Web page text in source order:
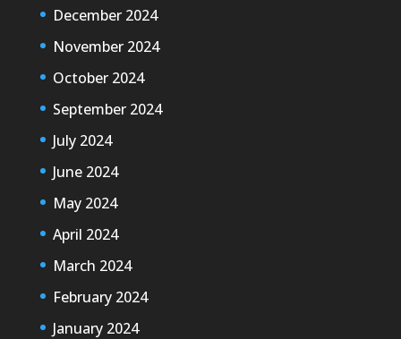
December 2024
November 2024
October 2024
September 2024
July 2024
June 2024
May 2024
April 2024
March 2024
February 2024
January 2024